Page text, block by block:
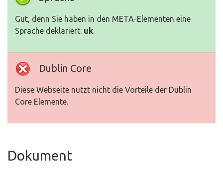
Gut, denn Sie haben in den META-Elementen eine
Sprache deklariert: uk.
Dublin Core
Diese Webseite nutzt nicht die Vorteile der Dublin
Core Elemente.
Dokument